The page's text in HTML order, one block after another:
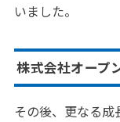
いました。
株式会社オープ
その後、更なる